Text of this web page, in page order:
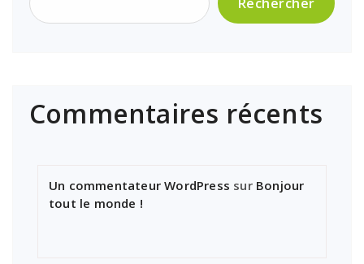
Commentaires récents
Un commentateur WordPress sur Bonjour
tout le monde !